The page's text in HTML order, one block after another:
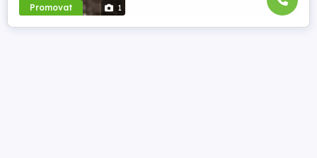
Promovat 1